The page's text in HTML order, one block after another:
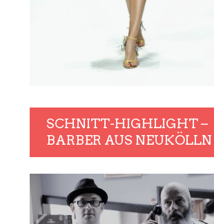
SCHNITT-HIGHLIGHT –
BARBER AUS NEUKÖLLN